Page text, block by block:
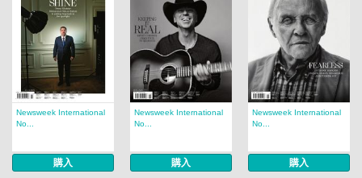
Newsweek International
No...
購入
Newsweek International
No...
購入
Newsweek International
No...
購入